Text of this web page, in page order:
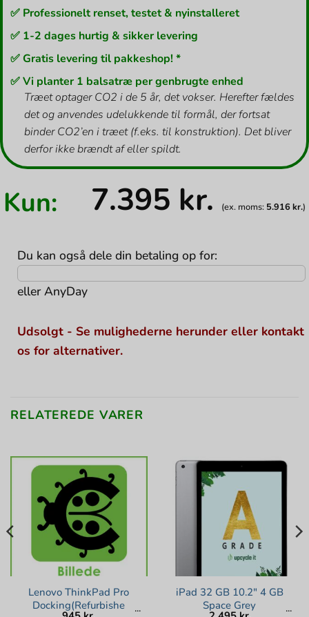
✅ Professionelt renset, testet & nyinstalleret
✅ 1-2 dages hurtig & sikker levering
✅ Gratis levering til pakkeshop! *
✅ Vi planter 1 balsatræ per genbrugte enhed
Træet optager CO2 i de 5 år, det vokser. Herefter fældes
det og anvendes udelukkende til formål, der fortsat
binder CO2’en i træet (f.eks. til konstruktion). Det bliver
derfor ikke brændt af eller spildt.
Kun: 7.395 kr. (ex. moms: 5.916 kr.)
Du kan også dele din betaling op for:
ellerAnyDay
Udsolgt - Se mulighederne herunder eller kontakt
os for alternativer.
RELATEREDE VARER
Lenovo ThinkPad Pro
Docking(Refurbishe
iPad 32 GB 10.2″ 4 GB
Space Grey